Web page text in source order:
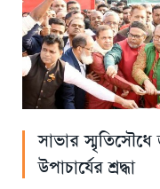
সাভার স্মৃতিসৌধে
উপাচার্যের শ্রদ্ধা